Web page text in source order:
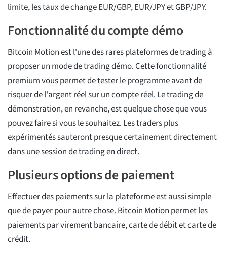
limite, les taux de change EUR/GBP, EUR/JPY et GBP/JPY.
Fonctionnalité du compte démo
Bitcoin Motion est l'une des rares plateformes de trading à
proposer un mode de trading démo. Cette fonctionnalité
premium vous permet de tester le programme avant de
risquer de l'argent réel sur un compte réel. Le trading de
démonstration, en revanche, est quelque chose que vous
pouvez faire si vous le souhaitez. Les traders plus
expérimentés sauteront presque certainement directement
dans une session de trading en direct.
Plusieurs options de paiement
Effectuer des paiements sur la plateforme est aussi simple
que de payer pour autre chose. Bitcoin Motion permet les
paiements par virement bancaire, carte de débit et carte de
crédit.